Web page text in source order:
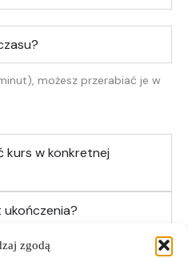
zgodą
możesz przerabiać je w
kurs w konkretnej
szkole?